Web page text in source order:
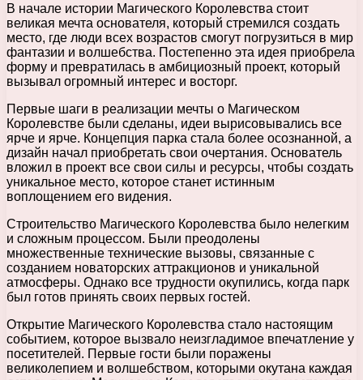
В начале истории Магического Королевства стоит
великая мечта основателя, который стремился создать
место, где люди всех возрастов смогут погрузиться в мир
фантазии и волшебства. Постепенно эта идея приобрела
форму и превратилась в амбициозный проект, который
вызывал огромный интерес и восторг.
Первые шаги в реализации мечты о Магическом
Королевстве были сделаны, идеи вырисовывались все
ярче и ярче. Концепция парка стала более осознанной, а
дизайн начал приобретать свои очертания. Основатель
вложил в проект все свои силы и ресурсы, чтобы создать
уникальное место, которое станет истинным
воплощением его видения.
Строительство Магического Королевства было нелегким
и сложным процессом. Были преодолены
множественные технические вызовы, связанные с
созданием новаторских аттракционов и уникальной
атмосферы. Однако все трудности окупились, когда парк
был готов принять своих первых гостей.
Открытие Магического Королевства стало настоящим
событием, которое вызвало неизгладимое впечатление у
посетителей. Первые гости были поражены
великолепием и волшебством, которыми окутана каждая